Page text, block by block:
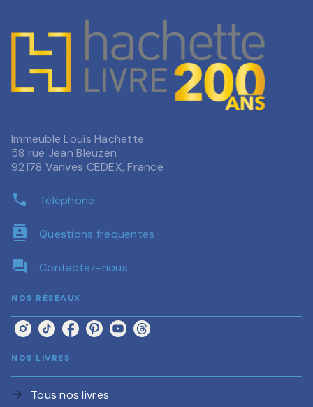
Immeuble Louis Hachette
58 rue Jean Bleuzen
92178 Vanves CEDEX, France
phone Téléphone
contacts Questions fréquentes
question_answer Contactez-nous
NOS RÉSEAUX
NOS LIVRES
arrow_forward Tous nos livres